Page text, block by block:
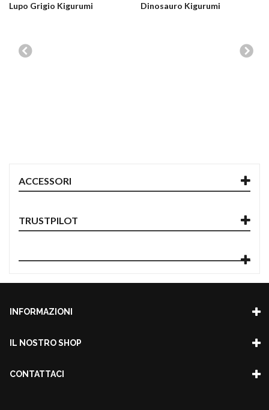
Lupo Grigio Kigurumi Dinosauro Kigurumi
ACCESSORI
TRUSTPILOT
INFORMAZIONI
IL NOSTRO SHOP
CONTATTACI